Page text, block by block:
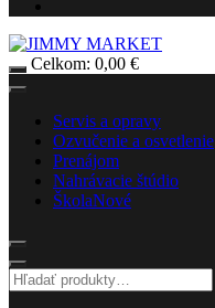
Celkom: 0,00 €
Servis a opravy
Ozvučenie a osvetlenie
Prenájom
Nahrávacie štúdio
ŠkolaNové